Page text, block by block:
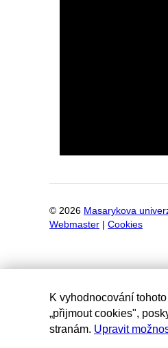
© 2026 Masarykova
Webmaster
Cookies
K vyhodnocování
„přijmout cookies",
stranám. Upravit